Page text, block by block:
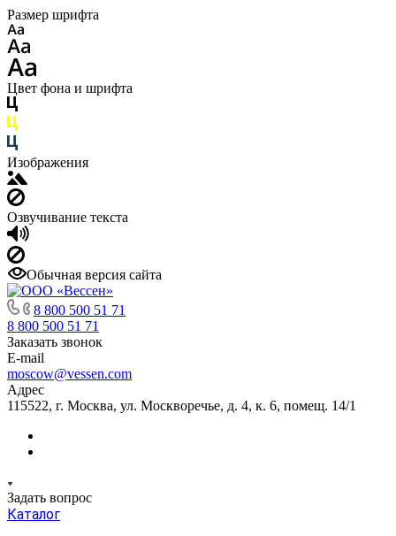
Размер шрифта
Цвет фона и шрифта
Изображения
Озвучивание текста
Обычная версия сайта
8 800 500 51 71
8 800 500 51 71
Заказать звонок
E-mail
moscow@vessen.com
Адрес
115522, г. Москва, ул. Москворечье, д. 4, к. 6, помещ. 14/1
Задать вопрос
Каталог